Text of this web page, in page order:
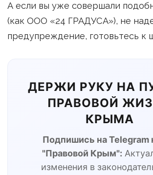
А если вы уже совершали
(как ООО «24 ГРАДУСА»), не
предупреждение, готовьтесь к
ДЕРЖИ РУКУ НА
ПРАВОВОЙ
КРЫМА
Подпишись на Telegram
"Правовой Крым":
изменения в